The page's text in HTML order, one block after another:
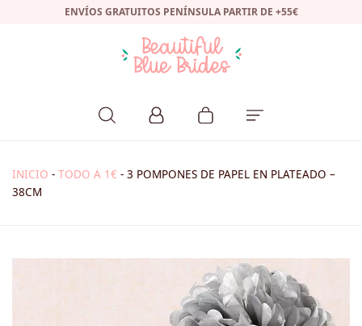
ENVÍOS GRATUITOS PENÍNSULA PARTIR DE +55€
INICIO - TODO A 1€ - 3 POMPONES DE PAPEL EN PLATEADO –
38CM